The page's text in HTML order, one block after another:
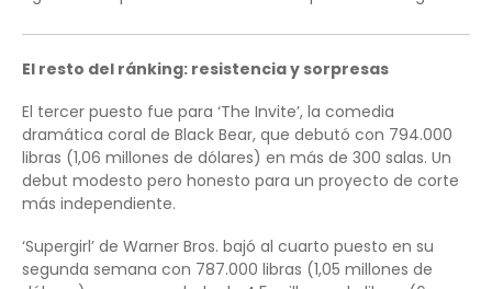
El resto del ránking: resistencia y sorpresas
El tercer puesto fue para ‘The Invite’, la comedia
dramática coral de Black Bear, que debutó con 794.000
libras (1,06 millones de dólares) en más de 300 salas. Un
debut modesto pero honesto para un proyecto de corte
más independiente.
‘Supergirl’ de Warner Bros. bajó al cuarto puesto en su
segunda semana con 787.000 libras (1,05 millones de